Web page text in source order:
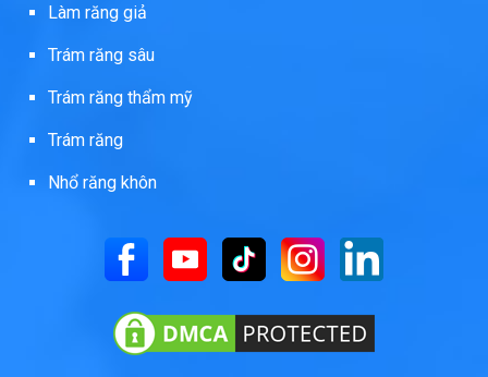
Làm răng giả
Trám răng sâu
Trám răng thẩm mỹ
Trám răng
Nhổ răng khôn